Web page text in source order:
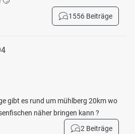
1556 Beiträge
gibt es rund um mühlberg 20km wo
näher bringen kann ?
2 Beiträge